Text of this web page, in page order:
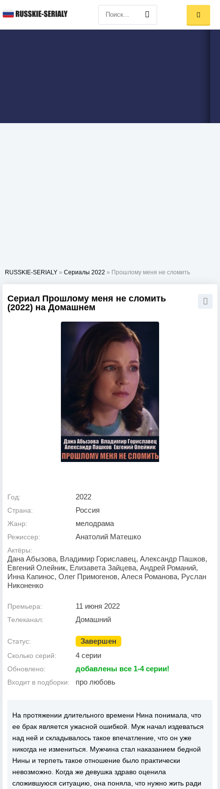
RUSSKIE-SERIALY » Сериалы 2022 » Прошлому меня не сломить
Сериал Прошлому меня не сломить
(2022) на Домашнем
Год: 2022
Страна: Россия
Жанр: мелодрама
Режиссер: Анатолий Матешко
Актёры:
Дана Абызова, Владимир Гориславец, Александр Пашков,
Евгений Олейник, Елизавета Зайцева, Андрей Романий,
Инна Капинос, Олег Примогенов, Алеся Романова, Руслан
Никоненко
Премьера: 11 июня 2022
Телеканал: Домашний
Статус: Завершен
Сколько серий: 4 серии
Обновлено: добавлены все 1-4 серии!
Входит в подборки: про любовь
На протяжении длительного времени Нина понимала, что
ее брак является ужасной ошибкой. Муж начал издеваться
над ней и складывалось такое впечатление, что он уже
никогда не измениться. Мужчина стал наказанием бедной
Нины и терпеть такое отношение было практически
невозможно. Когда же девушка здраво оценила
сложившуюся ситуацию, она поняла, что нужно жить ради